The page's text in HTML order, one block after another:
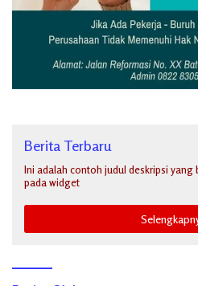
Berita Terbaru
Ini adalah contoh judul deskripsi yang
pada widget